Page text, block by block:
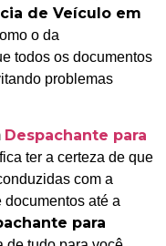
de Veículo em
o da
todos os documentos
problemas
Despachante para
ter a certeza de que
com a
até a
para